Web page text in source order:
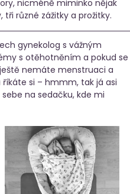
nicméně miminko nějak
různé zážitky a prožitky.
gynekolog s vážným
s otěhotněním a pokud se
nemáte menstruaci a
si – hmmm, tak já asi
na sedačku, kde mi